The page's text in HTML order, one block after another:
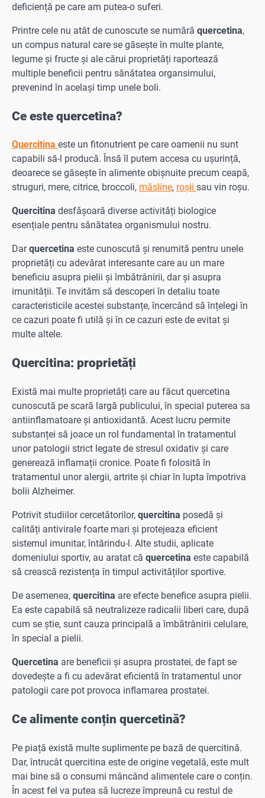
deficiență pe care am putea-o suferi.
Printre cele nu atât de cunoscute se numără quercetina,
un compus natural care se găsește în multe plante,
legume și fructe și ale cărui proprietăți raportează
multiple beneficii pentru sănătatea organsimului,
prevenind în același timp unele boli.
Ce este quercetina?
Quercitina este un fitonutrient pe care oamenii nu sunt
capabili să-l producă. Însă îl putem accesa cu ușurință,
deoarece se găsește în alimente obișnuite precum ceapă,
struguri, mere, citrice, broccoli, măsline, roșii sau vin roșu.
Quercitina desfășoară diverse activități biologice
esențiale pentru sănătatea organismului nostru.
Darquercetina este cunoscută și renumită pentru unele
proprietăți cu adevărat interesante care au un mare
beneficiu asupra pielii și îmbătrânirii, dar și asupra
imunității. Te invităm să descoperi în detaliu toate
caracteristicile acestei substanțe, încercând să înțelegi în
ce cazuri poate fi utilă și în ce cazuri este de evitat și
multe altele.
Quercitina: proprietăți
Există mai multe proprietăți care au făcut quercetina
cunoscută pe scară largă publicului, în special puterea sa
antiinflamatoare și antioxidantă. Acest lucru permite
substanței să joace un rol fundamental în tratamentul
unor patologii strict legate de stresul oxidativ și care
generează inflamații cronice. Poate fi folosită în
tratamentul unor alergii, artrite și chiar în lupta împotriva
bolii Alzheimer.
Potrivit studiilor cercetătorilor, quercitina posedă și
calități antivirale foarte mari și protejeaza eficient
sistemul imunitar, întărindu-l. Alte studii, aplicate
domeniului sportiv, au aratat că quercetina este capabilă
să crească rezistența în timpul activităților sportive.
De asemenea, quercitina are efecte benefice asupra pielii.
Ea este capabilă să neutralizeze radicalii liberi care, după
cum se știe, sunt cauza principală a îmbătrânirii celulare,
în special a pielii.
Quercetina are beneficii și asupra prostatei, de fapt se
dovedește a fi cu adevărat eficientă în tratamentul unor
patologii care pot provoca inflamarea prostatei.
Ce alimente conțin quercetină?
Pe piață există multe suplimente pe bază de quercitină.
Dar, întrucât quercitina este de origine vegetală, este mult
mai bine să o consumi mâncând alimentele care o conțin.
În acest fel va putea să lucreze împreună cu restul de